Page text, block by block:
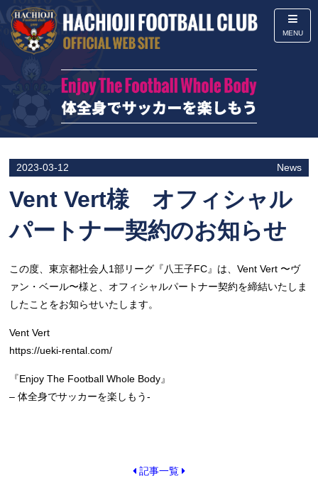
MENU
2023-03-12 News
Vent Vert様 オフィシャル
パートナー契約のお知らせ
この度、東京都社会人1部リーグ『八王子FC』は、Vent Vert 〜ヴ
ァン・ベール〜様と、オフィシャルパートナー契約を締結いたしま
したことをお知らせいたします。
Vent Vert
https://ueki-rental.com/
『Enjoy The Football Whole Body』
– 体全身でサッカーを楽しもう-
記事一覧